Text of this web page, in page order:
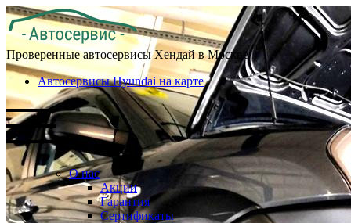
Проверенные автосервисы Хендай в Москве
Автосервисы Hyundai на карте
О нас
Акции
Гарантия
Сертификаты